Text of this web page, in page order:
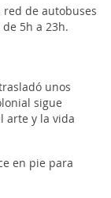
de autobuses
5h a 23h.
unos
sigue
arte y la vida
en pie para